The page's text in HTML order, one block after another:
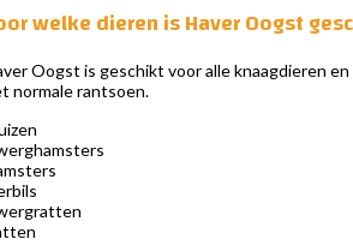
welke dieren is Haver Oogst
Oogst is geschikt voor alle knaagdieren
normale rantsoen.